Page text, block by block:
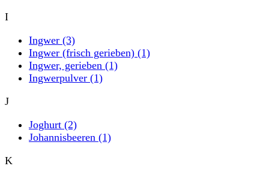
I
Ingwer (3)
Ingwer (frisch gerieben) (1)
Ingwer, gerieben (1)
Ingwerpulver (1)
J
Joghurt (2)
Johannisbeeren (1)
K